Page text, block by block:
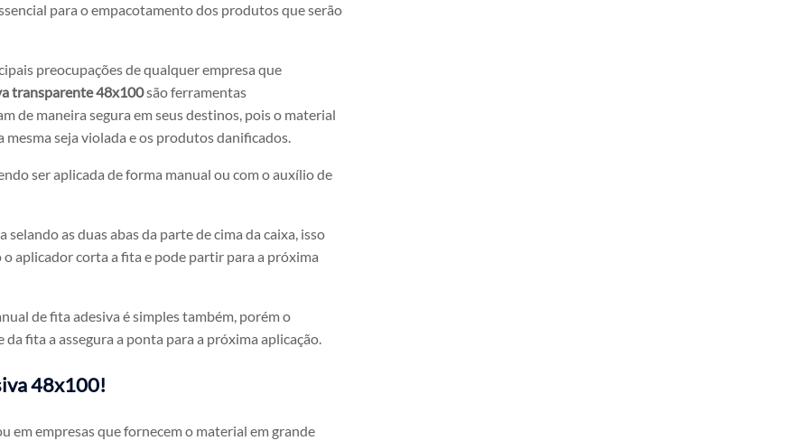
para o empacotamento dos produtos que serão
preocupações de qualquer empresa que
transparente 48x100são ferramentas
de maneira segura em seus destinos, pois o material
mesma seja violada e os produtos danificados.
ser aplicada de forma manual ou com o auxílio de
selando as duas abas da parte de cima da caixa, isso
o aplicador corta a fita e pode partir para a próxima
de fita adesiva é simples também, porém o
fita a assegura a ponta para a próxima aplicação.
48x100!
em empresas que fornecem o material em grande